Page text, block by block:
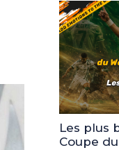
Les plus
Coupe